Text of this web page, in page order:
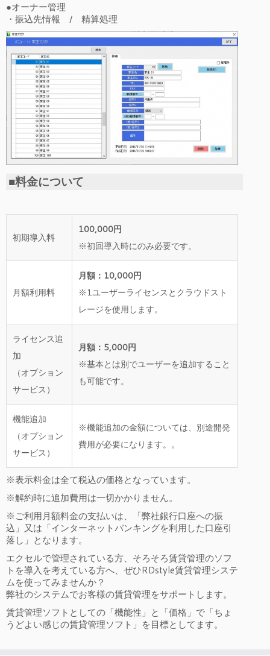
●オーナー管理
・振込先情報 / 精算処理
■料金について
初期導入料
100,000円
※初回導入時にのみ必要です。
月額利用料
月額：10,000円
※1ユーザーライセンスとクラウドスト
レージを使用します。
ライセンス追
加
（オプション
サービス）
月額：5,000円
※基本とは別でユーザーを追加すること
も可能です。
機能追加
（オプション
サービス）
※機能追加の金額については、別途開発
費用が必要になります。。
※表示料金は全て税込の価格となっています。
※解約時に追加費用は一切かかりません。
※ご利用月額料金の支払いは、「弊社銀行口座への振
込」又は「インターネットバンキングを利用した口座引
落し」となります。
エクセルで管理されている方、そろそろ賃貸管理のソフ
トを導入を考えている方へ、ぜひRDstyle賃貸管理システ
ムを使ってみませんか？
弊社のシステムでお客様の賃貸管理をサポートします。
賃貸管理ソフトとしての「機能性」と「価格」で「ちょ
うどよい感じの賃貸管理ソフト」を目標としてます。